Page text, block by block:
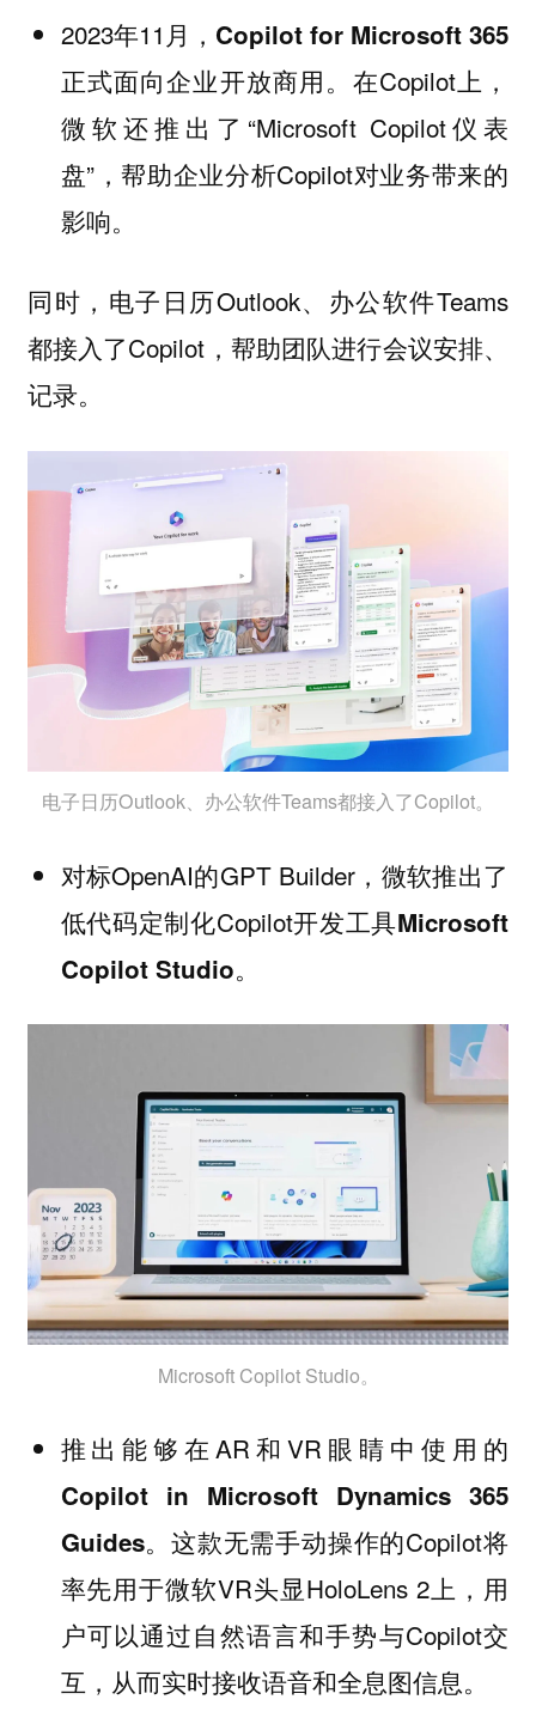
2023年11月， Copilot for Microsoft 365
正式面向企业开放商用。在Copilot上，
微软还推出了“Microsoft Copilot仪表
盘”，帮助企业分析Copilot对业务带来的
影响。
同时，电子日历Outlook、办公软件Teams
都接入了Copilot，帮助团队进行会议安排、
记录。
电子日历Outlook、办公软件Teams都接入了Copilot。
对标OpenAI的GPT Builder，微软推出了
低代码定制化Copilot开发工具Microsoft
Copilot Studio。
Microsoft Copilot Studio。
推出能够在AR和VR眼睛中使用的
Copilot in Microsoft Dynamics 365
Guides。这款无需手动操作的Copilot将
率先用于微软VR头显HoloLens 2上，用
户可以通过自然语言和手势与Copilot交
互，从而实时接收语音和全息图信息。